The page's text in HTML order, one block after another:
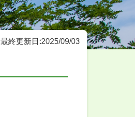
最終更新日:2025/09/03